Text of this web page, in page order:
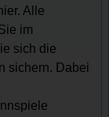
Alle
im
sich die
sichern. Dabei